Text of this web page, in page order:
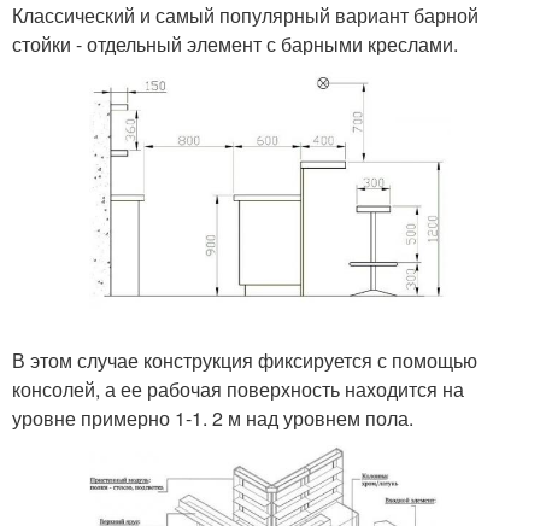
Классический и самый популярный вариант барной
стойки - отдельный элемент с барными креслами.
В этом случае конструкция фиксируется с помощью
консолей, а ее рабочая поверхность находится на
уровне примерно 1-1. 2 м над уровнем пола.